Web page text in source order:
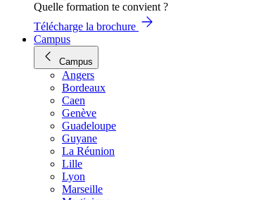
Quelle formation te convient ?
Télécharge la brochure
Campus
Campus
Angers
Bordeaux
Caen
Genève
Guadeloupe
Guyane
La Réunion
Lille
Lyon
Marseille